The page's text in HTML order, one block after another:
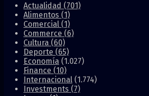
Actualidad (701)
Alimentos (1)
Comercial (1)
Commerce (6)
Cultura (60)
Deporte (65)
Economía (1.027)
Finance (10)
Internacional (1.774)
Investments (7)